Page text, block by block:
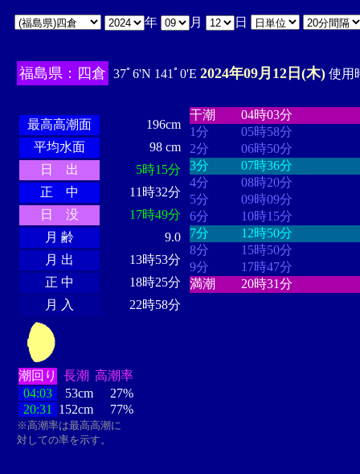
年 月 日
福島県：四倉 37ﾟ6'N 141ﾟ0'E 2024年09月12日(木) 使用
最高高潮面
196cm
平均水面
98 cm
日 出
5時15分
正 中
11時32分
日 没
17時49分
月 齢
9.0
月 出
13時53分
正 中
18時25分
月 入
22時58分
潮回り 長潮 高潮率
04:03
53cm
27%
20:31
152cm 77%
※高潮率は最高高潮に
対しての率を示す。
干潮
04時03分
1分
05時58分
2分
06時50分
3分
07時36分
4分
08時20分
5分
09時09分
6分
10時15分
7分
12時50分
8分
15時50分
9分
17時47分
満潮
20時31分